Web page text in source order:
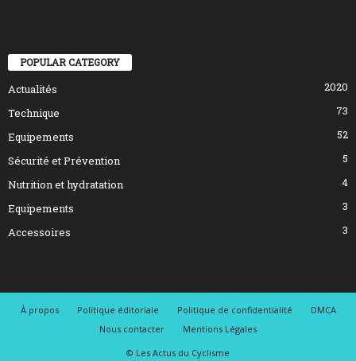
POPULAR CATEGORY
Actualités
2020
Technique
73
Equipements
52
Sécurité et Prévention
5
Nutrition et hydratation
4
Equipements
3
Accessoires
3
À propos Politique éditoriale Politique de confidentialité
DMCA
Nous contacter
Mentions Légales
© Les Actus du Cyclisme